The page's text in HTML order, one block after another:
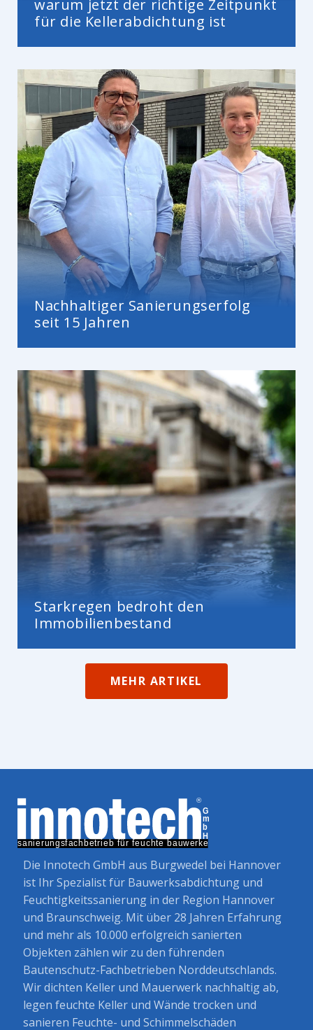
warum jetzt der richtige Zeitpunkt
für die Kellerabdichtung ist
Nachhaltiger Sanierungserfolg
seit 15 Jahren
Starkregen bedroht den
Immobilienbestand
MEHR ARTIKEL
Die Innotech GmbH aus Burgwedel bei Hannover
ist Ihr Spezialist für Bauwerksabdichtung und
Feuchtigkeitssanierung in der Region Hannover
und Braunschweig. Mit über 28 Jahren Erfahrung
und mehr als 10.000 erfolgreich sanierten
Objekten zählen wir zu den führenden
Bautenschutz-Fachbetrieben Norddeutschlands.
Wir dichten Keller und Mauerwerk nachhaltig ab,
legen feuchte Keller und Wände trocken und
sanieren Feuchte- und Schimmelschäden